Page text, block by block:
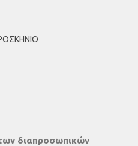
διαπροσωπικών